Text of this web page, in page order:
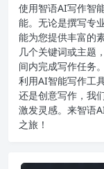
使用智语AI写作智
能。无论是撰写专
能为您提供丰富的
几个关键词或主题
间内完成写作任务。
利用AI智能写作工
还是创意写作，我
激发灵感。来智语
之旅！